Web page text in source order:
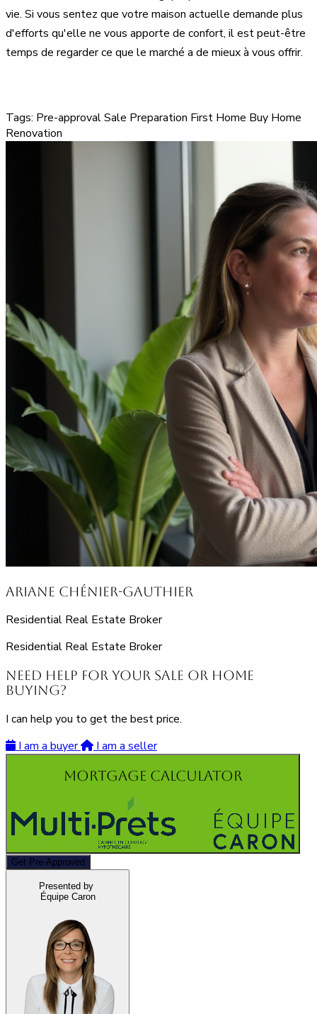
vie. Si vous sentez que votre maison actuelle demande plus
d'efforts qu'elle ne vous apporte de confort, il est peut-être
temps de regarder ce que le marché a de mieux à vous offrir.
Tags: Pre-approvalSale Preparation First Home Buy Home
Renovation
Ariane Chénier-Gauthier
Residential Real Estate Broker
Residential Real Estate Broker
Need Help for Your Sale or Home
Buying?
I can help you to get the best price.
I am a buyer
I am a seller
Mortgage Calculator
Get Pre-Approved
Presented by
Équipe Caron